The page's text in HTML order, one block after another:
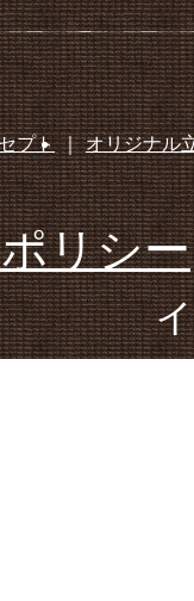
プト ｜ オリジナル
リシー